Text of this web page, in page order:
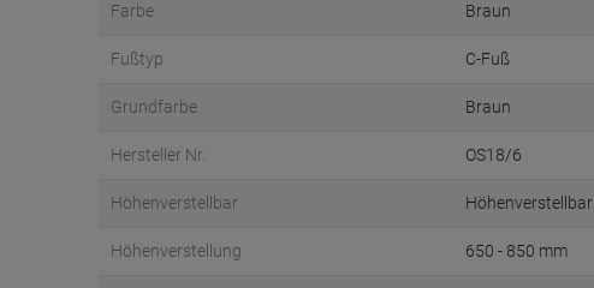
Farbe Braun
Fußtyp C-Fuß
Grundfarbe Braun
Hersteller Nr. OS18/6
Höhenverstellbar Höhenverstellbar
Höhenverstellung 650 - 850 mm